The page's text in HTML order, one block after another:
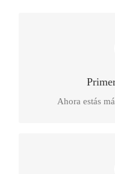
Ahora estás
Ven a
Queremos